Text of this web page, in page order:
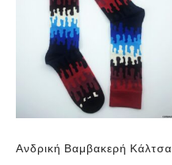
Ανδρική Βαμβακερή Κάλτσα